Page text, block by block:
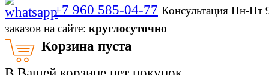
+7 960 585-04-77 Консультация Пн-
заказов на сайте: круглосуточно
Корзина пуста